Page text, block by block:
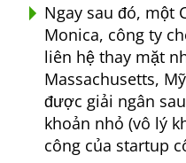
Ngay sau đó, một
Monica, công ty
liên hệ thay mặt
Massachusetts,
được giải ngân
khoản nhỏ (vô lý
công của startup